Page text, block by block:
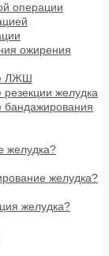
операции
ожирения
ЛЖШ
желудка
бандажирования
желудка?
желудка?
желудка?